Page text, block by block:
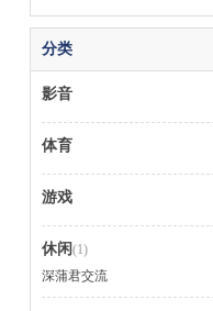
分类
影音
体育
游戏
休闲(1)
深蒲君交流